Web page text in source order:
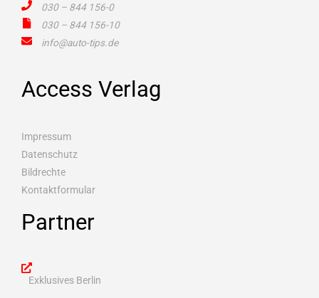
030 – 844 156-0
030 – 844 156-10
info@auto-tips.de
Access Verlag
Impressum
Datenschutz
Bildrechte
Kontaktformular
Partner
Exklusives Berlin